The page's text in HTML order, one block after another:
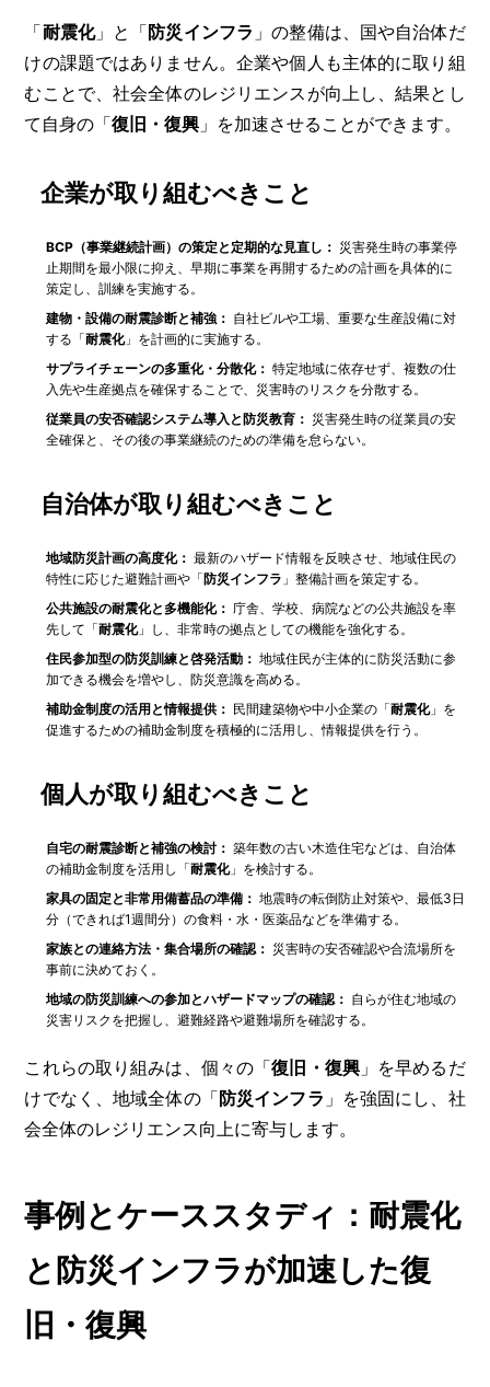
「耐震化」と「防災インフラ 」の整備は、国や自治体だ
けの課題ではありません。企業や個人も主体的に取り組
むことで、社会全体のレジリエンスが向上し、結果とし
て自身の「復旧・復興 」を加速させることができます。
企業が取り組むべきこと
BCP（事業継続計画）の策定と定期的な見直し： 災害発生時の事業停
止期間を最小限に抑え、早期に事業を再開するための計画を具体的に
策定し、訓練を実施する。
建物・設備の耐震診断と補強： 自社ビルや工場、重要な生産設備に対
する「耐震化」を計画的に実施する。
サプライチェーンの多重化・分散化： 特定地域に依存せず、複数の仕
入先や生産拠点を確保することで、災害時のリスクを分散する。
従業員の安否確認システム導入と防災教育： 災害発生時の従業員の安
全確保と、その後の事業継続のための準備を怠らない。
自治体が取り組むべきこと
地域防災計画の高度化： 最新のハザード情報を反映させ、地域住民の
特性に応じた避難計画や「防災インフラ 」整備計画を策定する。
公共施設の耐震化と多機能化： 庁舎、学校、病院などの公共施設を率
先して「耐震化」し、非常時の拠点としての機能を強化する。
住民参加型の防災訓練と啓発活動： 地域住民が主体的に防災活動に参
加できる機会を増やし、防災意識を高める。
補助金制度の活用と情報提供： 民間建築物や中小企業の「耐震化」を
促進するための補助金制度を積極的に活用し、情報提供を行う。
個人が取り組むべきこと
自宅の耐震診断と補強の検討： 築年数の古い木造住宅などは、自治体
の補助金制度を活用し「耐震化」を検討する。
家具の固定と非常用備蓄品の準備： 地震時の転倒防止対策や、最低3日
分（できれば1週間分）の食料・水・医薬品などを準備する。
家族との連絡方法・集合場所の確認： 災害時の安否確認や合流場所を
事前に決めておく。
地域の防災訓練への参加とハザードマップの確認： 自らが住む地域の
災害リスクを把握し、避難経路や避難場所を確認する。
これらの取り組みは、個々の「復旧・復興」を早めるだ
けでなく、地域全体の「防災インフラ 」を強固にし、社
会全体のレジリエンス向上に寄与します。
事例とケーススタディ：耐震化
と防災インフラが加速した復
旧・復興